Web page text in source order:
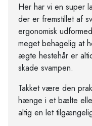
Her har vi en super
der er fremstillet af
ergonomisk
meget behagelig at
ægte hestehår er
skade svampen.
Takket være den
hænge i et bælte
altig en let